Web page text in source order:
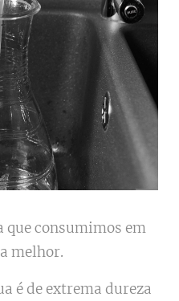
que consumimos em
melhor.
é de extrema dureza